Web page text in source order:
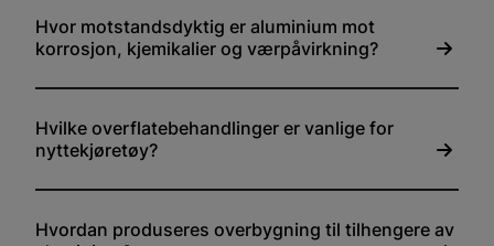
Hvor motstandsdyktig er aluminium mot
korrosjon, kjemikalier og værpåvirkning?
Hvilke overflatebehandlinger er vanlige for
nyttekjøretøy?
Hvordan produseres overbygning til tilhengere av